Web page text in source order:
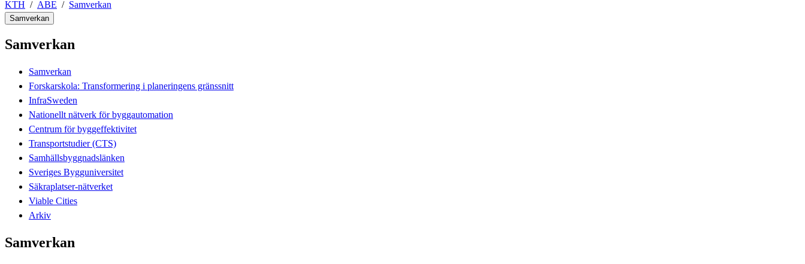
KTH ABE Samverkan
Samverkan
Samverkan
Samverkan
Forskarskola: Transformering i planeringens gränssnitt
InfraSweden
Nationellt nätverk för byggautomation
Centrum för byggeffektivitet
Transportstudier (CTS)
Samhällsbyggnadslänken
Sveriges Bygguniversitet
Säkraplatser-nätverket
Viable Cities
Arkiv
Samverkan